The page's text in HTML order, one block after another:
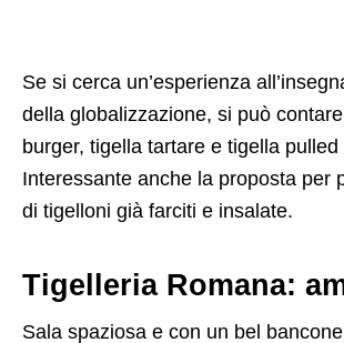
Se si cerca un’esperienza
della globalizzazione, si può
burger, tigella tartare e tigella pulled
Interessante anche la proposta per
di tigelloni già farciti e insalate.
Tigelleria Romana:
Sala spaziosa e con un bel